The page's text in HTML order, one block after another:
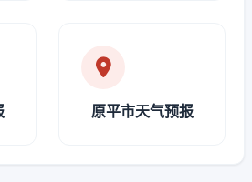
原平市天气预报